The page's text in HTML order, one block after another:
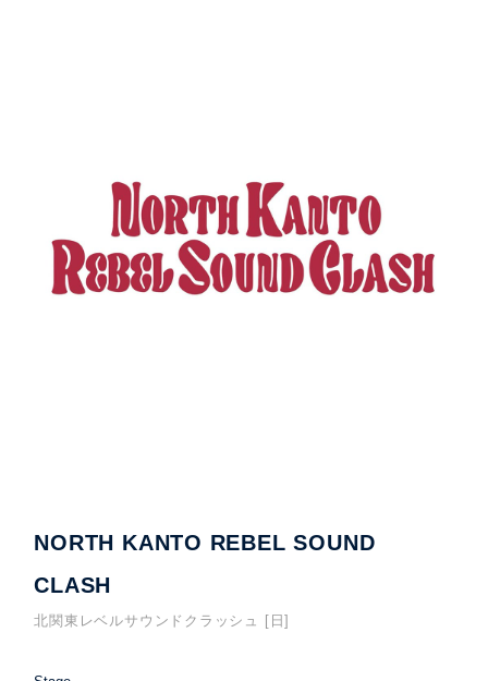
NORTH KANTO REBEL SOUND
CLASH
北関東レベルサウンドクラッシュ [日]